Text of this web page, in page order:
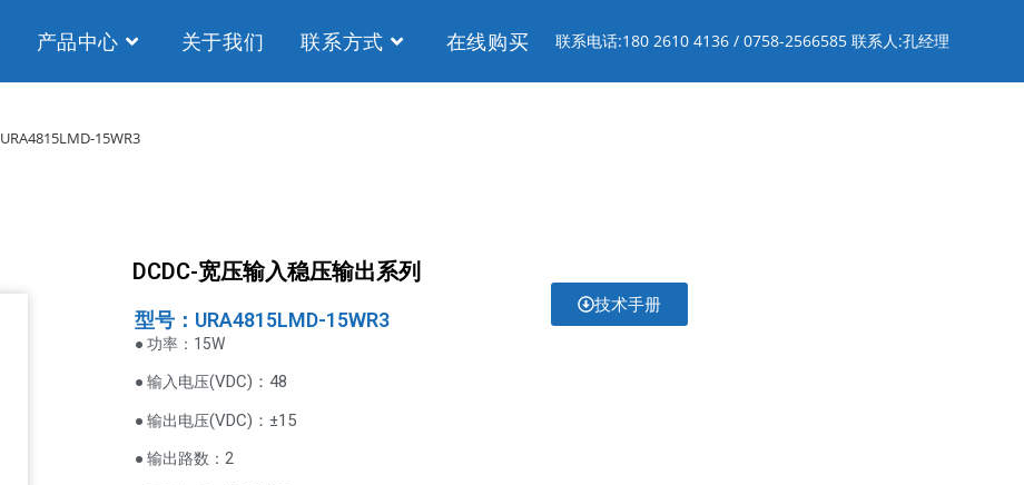
联系电话:180 2610 4136 / 0758-2566585 联系人:孔经理
产品中心 关于我们 联系方式 在线购买
URA4815LMD-15WR3
DCDC-宽压输入稳压输出系列
型号：URA4815LMD-15WR3
● 功率：15W
● 输入电压(VDC)：48
● 输出电压(VDC) ：±15
● 输出路数：2
技术手册